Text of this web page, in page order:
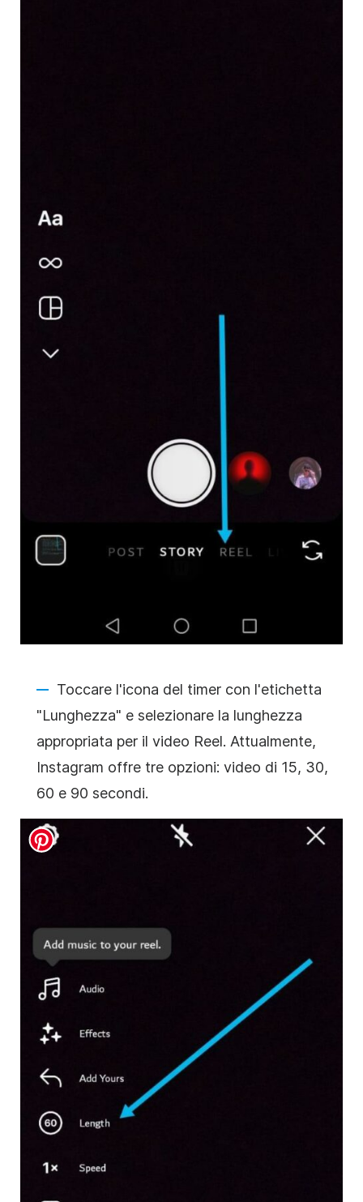
Toccare l'icona del timer con l'etichetta
"Lunghezza" e selezionare la lunghezza
appropriata per il video Reel. Attualmente,
Instagram offre tre opzioni: video di 15, 30,
60 e 90 secondi.